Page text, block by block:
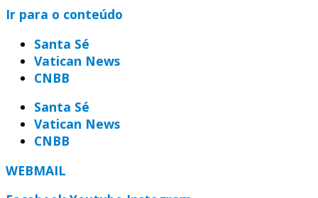
Ir para o conteúdo
Santa Sé
Vatican News
CNBB
Santa Sé
Vatican News
CNBB
WEBMAIL